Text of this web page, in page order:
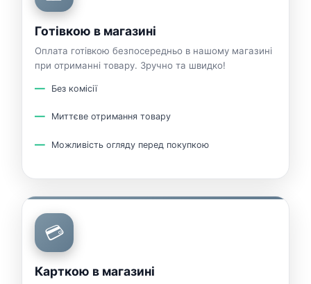
Готівкою в магазині
Оплата готівкою безпосередньо в нашому магазині
при отриманні товару. Зручно та швидко!
Без комісії
Миттєве отримання товару
Можливість огляду перед покупкою
💳
Карткою в магазині